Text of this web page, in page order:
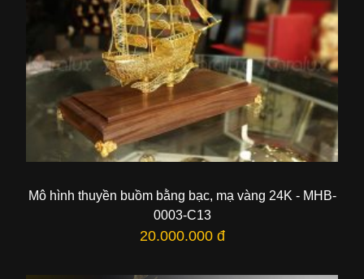
Mô hình thuyền buồm bằng bạc, mạ vàng 24K - MHB-
0003-C13
20.000.000 đ